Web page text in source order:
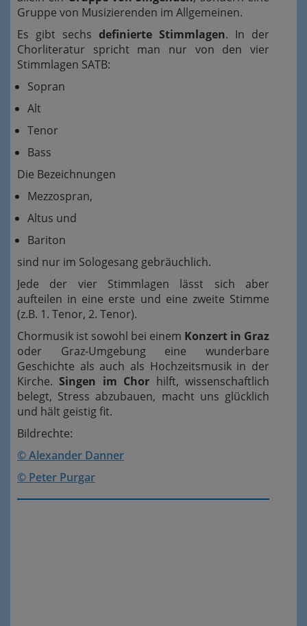
Gruppe von Musizierenden im Allgemeinen.
Es gibt sechs definierte Stimmlagen. In der
Chorliteratur spricht man nur von den vier
Stimmlagen SATB:
Sopran
Alt
Tenor
Bass
Die Bezeichnungen
Mezzospran,
Altus und
Bariton
sind nur im Sologesang gebräuchlich.
Jede der vier Stimmlagen lässt sich aber
aufteilen in eine erste und eine zweite Stimme
(z.B. 1. Tenor, 2. Tenor).
Chormusik ist sowohl bei einem Konzert in Graz
oder Graz-Umgebung eine wunderbare
Geschichte als auch als Hochzeitsmusik in der
Kirche.Singen im Chor hilft, wissenschaftlich
belegt, Stress abzubauen, macht uns glücklich
und hält geistig fit.
Bildrechte:
© Alexander Danner
© Peter Purgar